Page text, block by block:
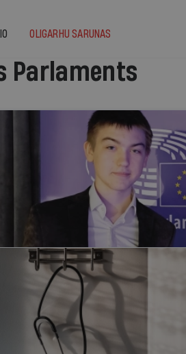
OLIGARHU SARUNAS
Parlaments